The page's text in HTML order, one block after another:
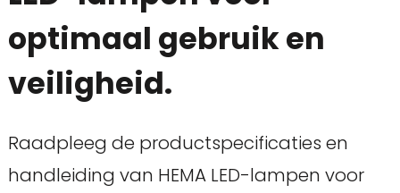
optimaal gebruik en
veiligheid.
Raadpleeg de productspecificaties en
handleiding van HEMA LED-lampen voor